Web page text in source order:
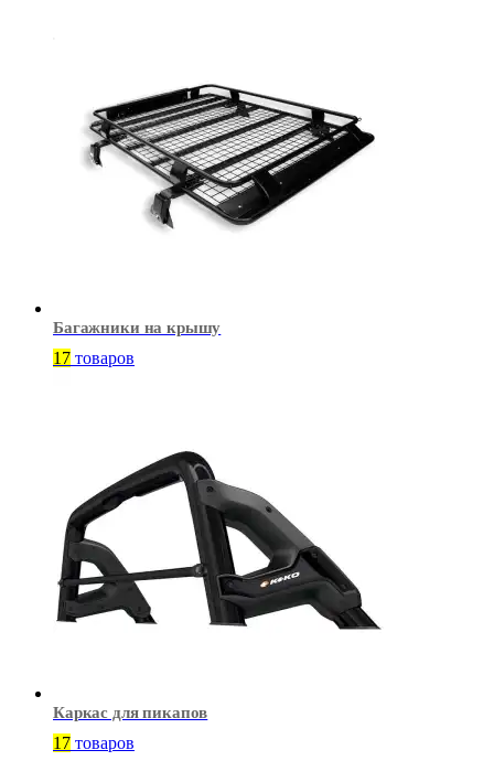
Багажники на крышу
17 товаров
Каркас для пикапов
17 товаров